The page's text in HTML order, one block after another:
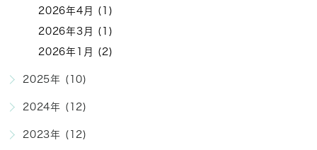
2026年4月 (1)
2026年3月 (1)
2026年1月 (2)
2025年 (10)
2024年 (12)
2023年 (12)